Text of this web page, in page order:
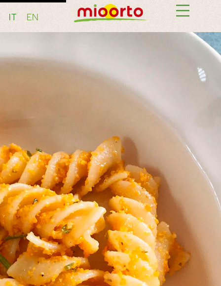
IT EN